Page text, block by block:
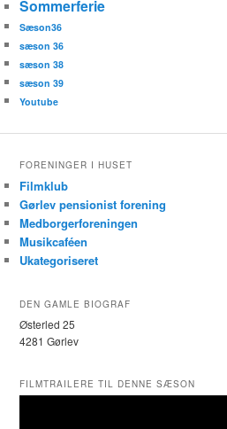
Sommerferie
Sæson36
sæson 36
sæson 38
sæson 39
Youtube
FORENINGER I HUSET
Filmklub
Gørlev pensionist forening
Medborgerforeningen
Musikcaféen
Ukategoriseret
DEN GAMLE BIOGRAF
Østerled 25
4281 Gørlev
FILMTRAILERE TIL DENNE SÆSON